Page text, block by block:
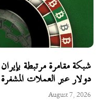
دولار عبر العملات
August 7, 2026